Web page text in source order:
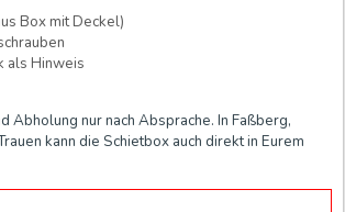
Box mit Deckel)
als Hinweis
Abholung nur nach Absprache. In Faßberg,
kann die Schietbox auch direkt in Eurem